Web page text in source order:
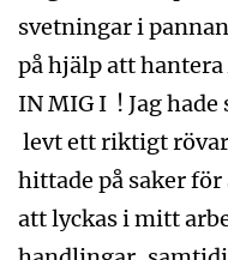
svetningar i
på hjälp att hantera
IN MIG I ! Jag
levt ett riktigt
hittade på saker
att lyckas i mitt